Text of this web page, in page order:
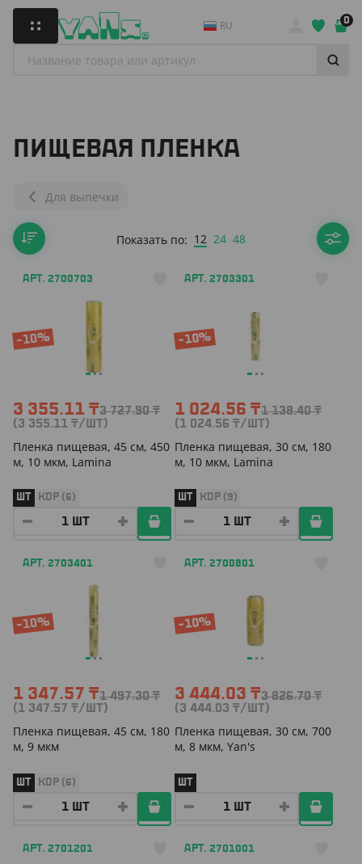
RU 0
ПИЩЕВАЯ ПЛЕНКА
Для выпечки
Показать по: 12 24 48
АРТ. 2700703
-10%
3 355.11 ₸3 727.90₸
(3 355.11 ₸/ШТ)
Пленка пищевая, 45 см, 450
м, 10 мкм, Lamina
ШТ КОР (6)
АРТ. 2703301
-10%
1 024.56 ₸1 138.40₸
(1 024.56 ₸/ШТ)
Пленка пищевая, 30 см, 180
м, 10 мкм, Lamina
ШТ КОР (9)
АРТ. 2703401
-10%
1 347.57 ₸1 497.30₸
(1 347.57 ₸/ШТ)
Пленка пищевая, 45 см, 180
м, 9 мкм
ШТ КОР (6)
АРТ. 2700801
-10%
3 444.03 ₸3 826.70₸
(3 444.03 ₸/ШТ)
Пленка пищевая, 30 см, 700
м, 8 мкм, Yan's
ШТ
АРТ. 2701201 АРТ. 2701001